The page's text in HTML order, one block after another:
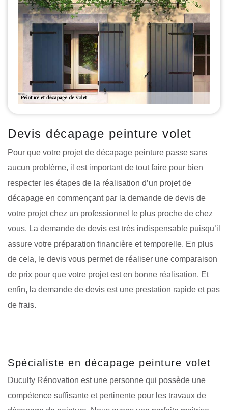
Devis décapage peinture volet
Pour que votre projet de décapage peinture passe sans
aucun problème, il est important de tout faire pour bien
respecter les étapes de la réalisation d’un projet de
décapage en commençant par la demande de devis de
votre projet chez un professionnel le plus proche de chez
vous. La demande de devis est très indispensable puisqu’il
assure votre préparation financière et temporelle. En plus
de cela, le devis vous permet de réaliser une comparaison
de prix pour que votre projet est en bonne réalisation. Et
enfin, la demande de devis est une prestation rapide et pas
de frais.
Spécialiste en décapage peinture volet
Duculty Rénovation est une personne qui possède une
compétence suffisante et pertinente pour les travaux de